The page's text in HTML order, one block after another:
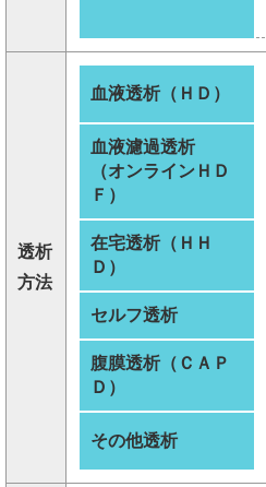
透析
方法
血液透析（ＨＤ）
血液濾過透析
（オンラインＨＤ
Ｆ）
在宅透析（ＨＨ
Ｄ）
セルフ透析
腹膜透析（ＣＡＰ
Ｄ）
その他透析